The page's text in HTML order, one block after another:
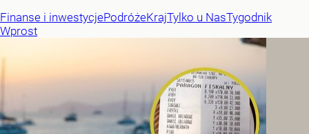
Finanse i inwestycjePodróżeKrajTylko u NasTygodnik
Wprost